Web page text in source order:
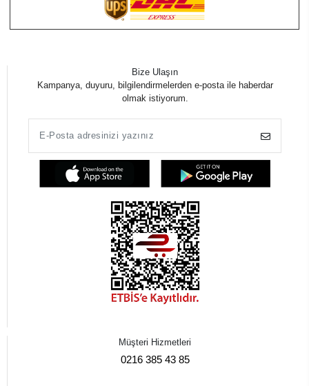
Bize Ulaşın
Kampanya, duyuru, bilgilendirmelerden e-posta ile haberdar
olmak istiyorum.
Müşteri Hizmetleri
0216 385 43 85